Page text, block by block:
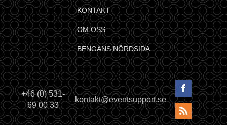
KONTAKT
OM OSS
BENGANS NÖRDSIDA
+46 (0) 531-
69 00 33
kontakt@eventsupport.se